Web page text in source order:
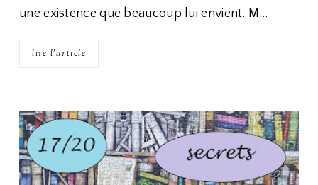
une existence que beaucoup lui envient. M…
lire l'article